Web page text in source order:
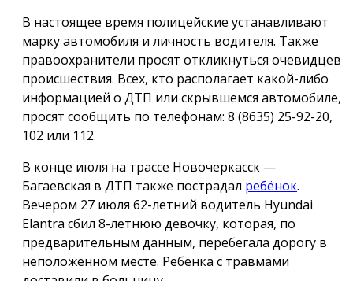
В настоящее время полицейские устанавливают
марку автомобиля и личность водителя. Также
правоохранители просят откликнуться очевидцев
происшествия. Всех, кто располагает какой-либо
информацией о ДТП или скрывшемся автомобиле,
просят сообщить по телефонам: 8 (8635) 25-92-20,
102 или 112.
В конце июля на трассе Новочеркасск —
Багаевская в ДТП также пострадал ребёнок.
Вечером 27 июля 62-летний водитель Hyundai
Elantra сбил 8-летнюю девочку, которая, по
предварительным данным, перебегала дорогу в
неположенном месте. Ребёнка с травмами